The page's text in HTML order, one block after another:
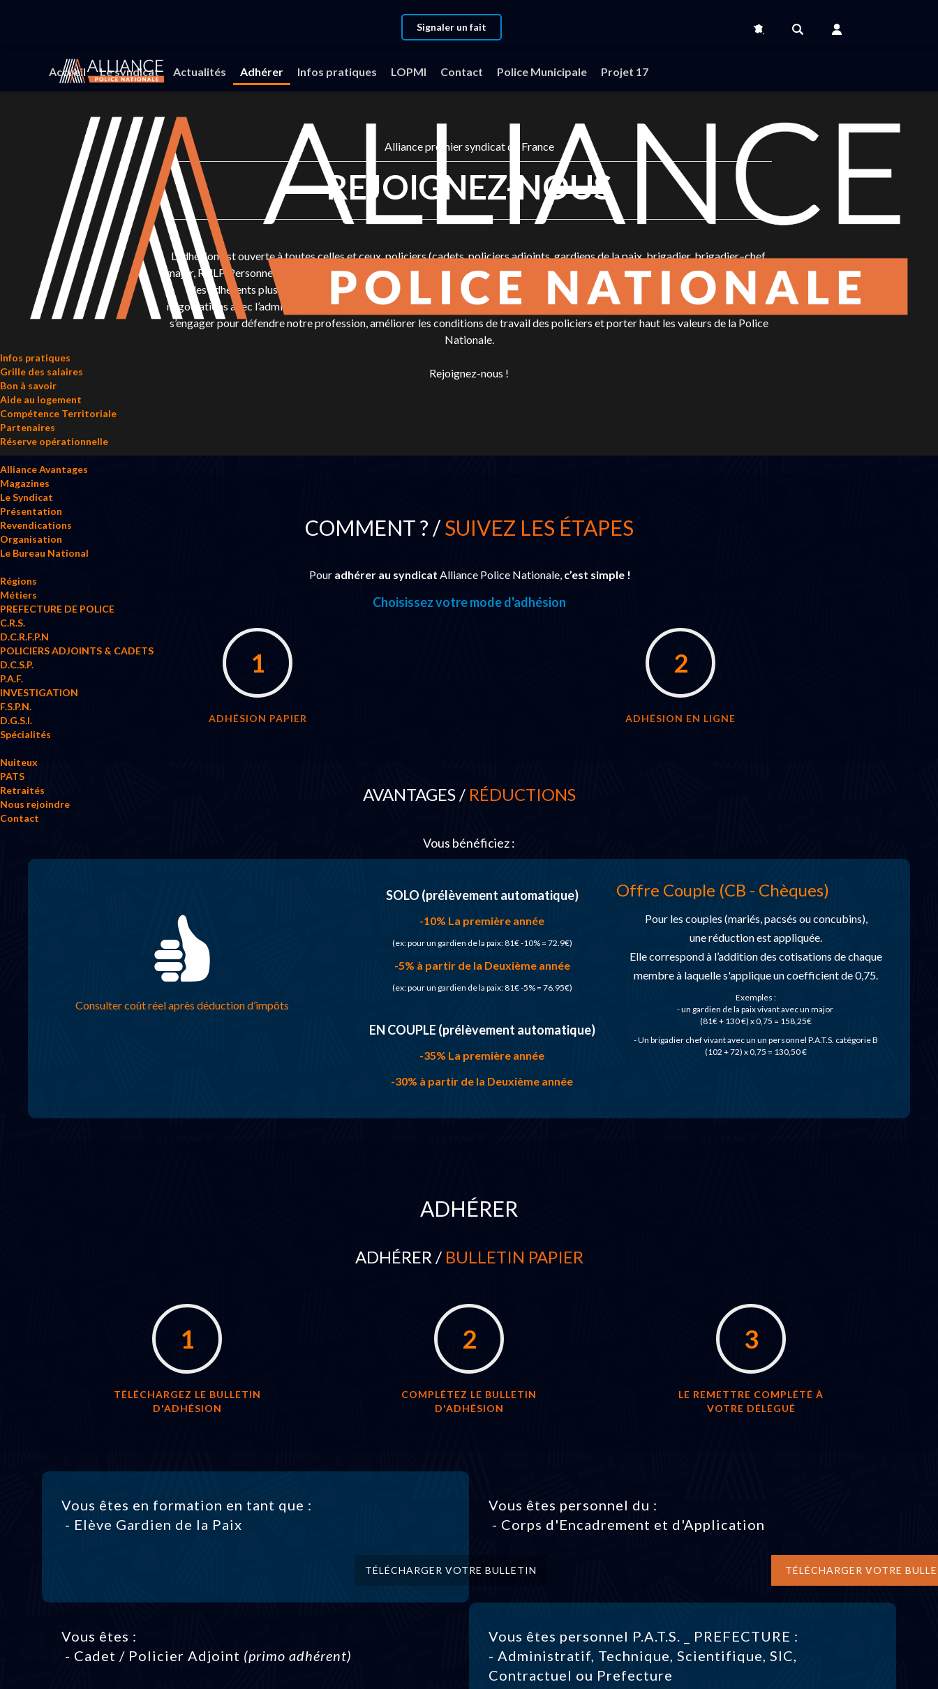
Signaler un fait
Accueil Le syndicat Actualités Adhérer Infos pratiques LOPMI Contact Police Municipale Projet 17
Infos pratiques
Grille des salaires
Bon à savoir
Aide au logement
Compétence Territoriale
Partenaires
Réserve opérationnelle
Alliance Avantages
Magazines
Le Syndicat
Présentation
Revendications
Organisation
Le Bureau National
Régions
Métiers
PREFECTURE DE POLICE
C.R.S.
D.C.R.F.P.N
POLICIERS ADJOINTS & CADETS
D.C.S.P.
P.A.F.
INVESTIGATION
F.S.P.N.
D.G.S.I.
Spécialités
Nuiteux
PATS
Retraités
Nous rejoindre
Contact
Alliance premier syndicat de France
REJOIGNEZ-NOUS
L’adhésion est ouverte à toutes celles et ceux, policiers (cadets, policiers adjoints, gardiens de la paix, brigadier, brigadier–chef,
major, RULP, Personnels Administratifs Techniques et Scientifiques), qui veulent rejoindre Alliance Police Nationale. Chaque jour,
des adhérents plus nombreux contribuent à renforcer la légitimité du syndicat, à augmenter le poids d’Alliance dans les
négociations avec l’administration, à mener des actions dans l’intérêt des policiers.Rejoindre Alliance, c’est participer au débat et
s’engager pour défendre notre profession, améliorer les conditions de travail des policiers et porter haut les valeurs de la Police
Nationale.
Rejoignez-nous !
COMMENT ? /SUIVEZ LES ÉTAPES
Pour adhérer au syndicat Alliance Police Nationale, c’est simple !
Choisissez votre mode d'adhésion
1
ADHÉSION PAPIER
2
ADHÉSION EN LIGNE
AVANTAGES / RÉDUCTIONS
Vous bénéficiez :
Consulter coût réel après déduction d’impôts
SOLO (prélèvement automatique)
-10% La première année
(ex: pour un gardien de la paix: 81€ -10% = 72.9€)
-5% à partir de la Deuxième année
(ex: pour un gardien de la paix: 81€ -5% = 76.95€)
EN COUPLE (prélèvement automatique)
-35% La première année
-30% à partir de la Deuxième année
Offre Couple (CB - Chèques)
Pour les couples (mariés, pacsés ou concubins),
une réduction est appliquée.
Elle correspond à l’addition des cotisations de chaque
membre à laquelle s'applique un coefficient de 0,75.
Exemples :
- un gardien de la paix vivant avec un major
(81€ + 130 €) x 0,75 = 158,25€
- Un brigadier chef vivant avec un un personnel P.A.T.S. catégorie B
(102 + 72) x 0,75 = 130,50 €
ADHÉRER
ADHÉRER /BULLETIN PAPIER
1
TÉLÉCHARGEZ LE BULLETIN
D'ADHÉSION
2
COMPLÉTEZ LE BULLETIN
D'ADHÉSION
3
LE REMETTRE COMPLÉTÉ À
VOTRE DÉLÉGUÉ
Vous êtes en formation en tant que :
- Elève Gardien de la Paix
TÉLÉCHARGER VOTRE BULLETIN
Vous êtes personnel du :
- Corps d'Encadrement et d'Application
TÉLÉCHARGER VOTRE
Vous êtes :
- Cadet / Policier Adjoint (primo adhérent)
Vous êtes personnel P.A.T.S. _ PREFECTURE :
- Administratif, Technique, Scientifique, SIC,
Contractuel ou Prefecture